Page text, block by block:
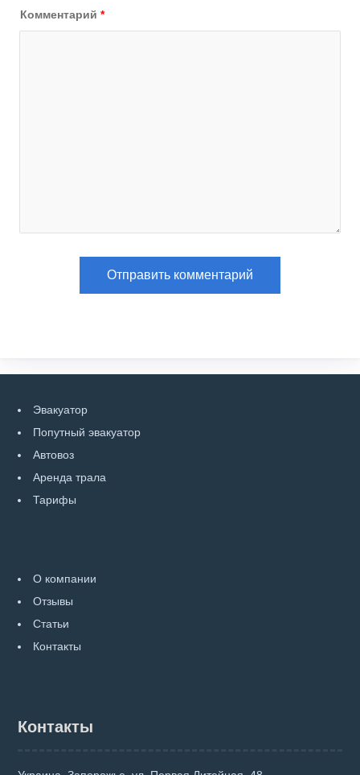
Комментарий *
Эвакуатор
Попутный эвакуатор
Автовоз
Аренда трала
Тарифы
О компании
Отзывы
Статьи
Контакты
Контакты